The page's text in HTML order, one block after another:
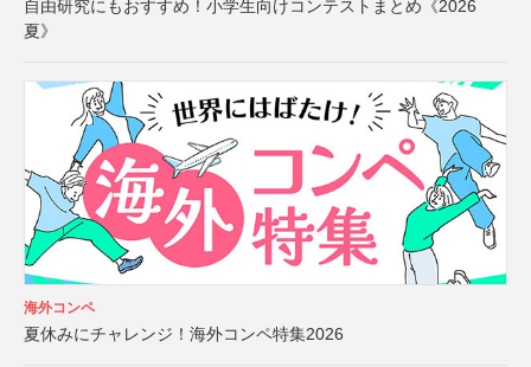
自由研究にもおすすめ！小学生向けコンテストまとめ《2026
夏》
海外コンペ
夏休みにチャレンジ！海外コンペ特集2026